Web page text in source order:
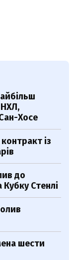
Хосе
із
до
Стенлі
шести